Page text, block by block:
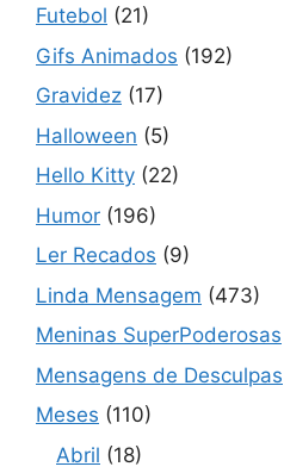
Futebol (21)
Gifs Animados (192)
Gravidez (17)
Halloween (5)
Hello Kitty (22)
Humor (196)
Ler Recados (9)
Linda Mensagem (473)
Meninas SuperPoderosas
Mensagens de Desculpas
Meses (110)
Abril (18)